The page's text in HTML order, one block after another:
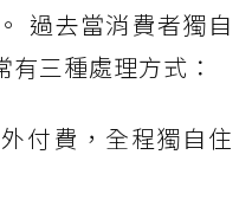
過去當消費者獨自
三種處理方式：
付費，全程獨自住